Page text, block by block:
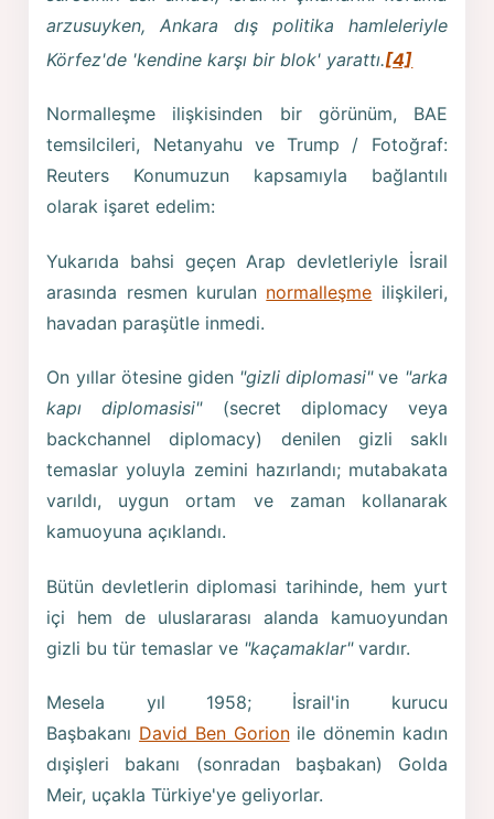
arzusuyken, Ankara dış politika hamleleriyle
Körfez'de 'kendine karşı bir blok' yarattı.[4]
Normalleşme ilişkisinden bir görünüm, BAE
temsilcileri, Netanyahu ve Trump / Fotoğraf:
Reuters Konumuzun kapsamıyla bağlantılı
olarak işaret edelim:
Yukarıda bahsi geçen Arap devletleriyle İsrail
arasında resmen kurulan normalleşme ilişkileri,
havadan paraşütle inmedi.
On yıllar ötesine giden "gizli diplomasi"ve "arka
kapı diplomasisi"(secret diplomacy veya
backchannel diplomacy) denilen gizli saklı
temaslar yoluyla zemini hazırlandı; mutabakata
varıldı, uygun ortam ve zaman kollanarak
kamuoyuna açıklandı.
Bütün devletlerin diplomasi tarihinde, hem yurt
içi hem de uluslararası alanda kamuoyundan
gizli bu tür temaslar ve "kaçamaklar"vardır.
Mesela yıl 1958; İsrail'in kurucu
Başbakanı David Ben Gorionile dönemin kadın
dışişleri bakanı (sonradan başbakan) Golda
Meir, uçakla Türkiye'ye geliyorlar.